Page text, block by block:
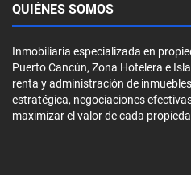
QUIÉNES SOMOS
Inmobiliaria especializada en
Puerto Cancún, Zona Hotelera e
renta y administración de
estratégica, negociaciones
maximizar el valor de cada